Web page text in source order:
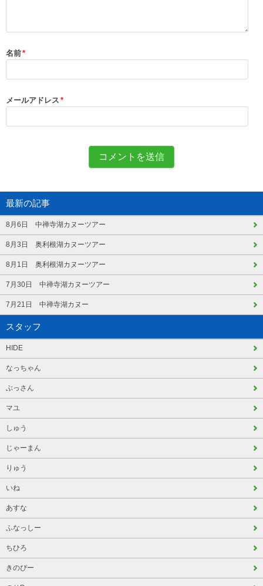
名前*
メールアドレス *
最新の記事
8月6日 中禅寺湖カヌーツアー
8月3日 奥利根湖カヌーツアー
8月1日 奥利根湖カヌーツアー
7月30日 中禅寺湖カヌーツアー
7月21日 中禅寺湖カヌー
スタッフ
HIDE
なっちゃん
ぶっさん
マユ
しゅう
じゃーまん
りゅう
いね
あすな
ふなっしー
ちひろ
きのぴー